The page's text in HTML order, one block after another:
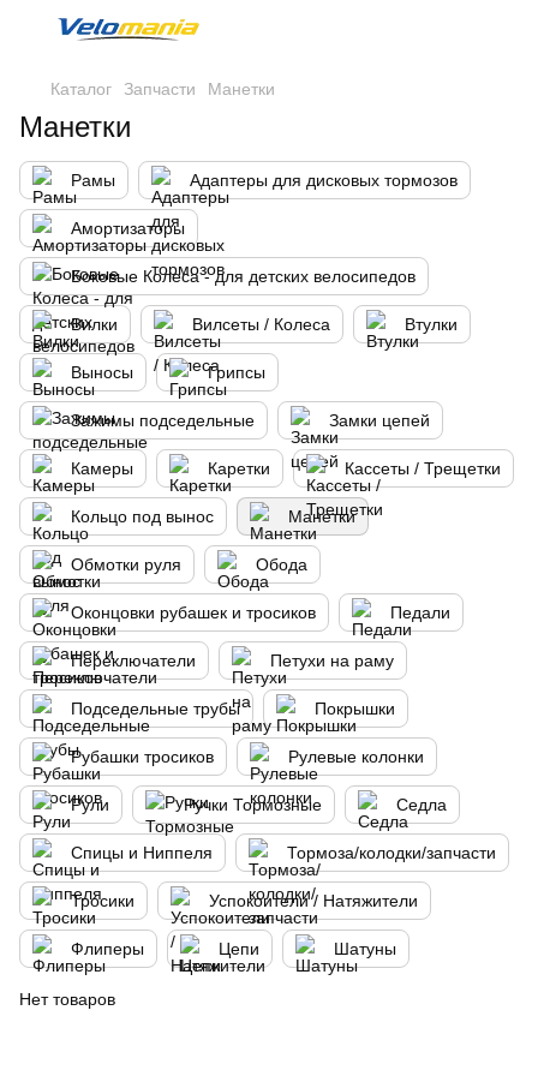
Каталог Запчасти Манетки
Манетки
Рамы Адаптеры для дисковых тормозов
Амортизаторы
Боковые Колеса - для детских велосипедов
Вилки Вилсеты / Колеса Втулки
Выносы Грипсы
Зажимы подседельные Замки цепей
Камеры Каретки Кассеты / Трещетки
Кольцо под вынос Манетки
Обмотки руля Обода
Оконцовки рубашек и тросиков Педали
Переключатели Петухи на раму
Подседельные трубы Покрышки
Рубашки тросиков Рулевые колонки
Рули Ручки Тормозные Седла
Спицы и Ниппеля Тормоза/колодки/запчасти
Тросики Успокоители / Натяжители
Флиперы Цепи Шатуны
Нет товаров